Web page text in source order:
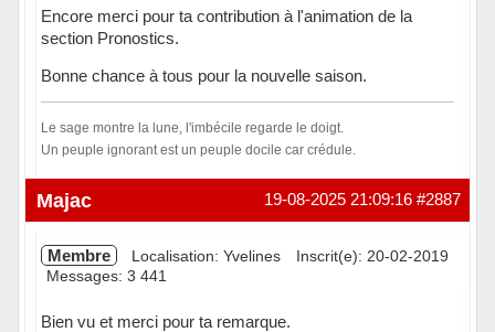
Encore merci pour ta contribution à l'animation de la
section Pronostics.
Bonne chance à tous pour la nouvelle saison.
Le sage montre la lune, l'imbécile regarde le doigt.
Un peuple ignorant est un peuple docile car crédule.
Hors ligne #2887
19-08-2025 21:09:16
Majac
Membre Localisation: Yvelines
Inscrit(e): 20-02-2019
Messages: 3 441
Bien vu et merci pour ta remarque.